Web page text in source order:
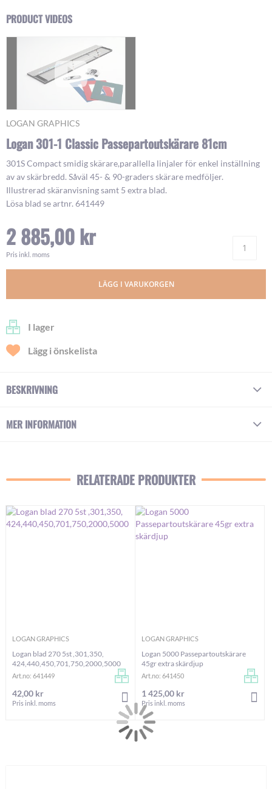
LOGAN GRAPHICS
Logan 301-1 Classic Passepartoutskärare 81cm
301S Compact smidig skärare,parallella linjaler för enkel inställning
av av skärbredd. Såväl 45- & 90-graders skärare medföljer.
Illustrerad skäranvisning samt 5 extra blad.
Lösa blad se artnr. 641449
2 885,00 kr
Pris inkl. moms
LÄGG I VARUKORGEN
I lager
Lägg i önskelista
Skip
to
the
PRODUCT VIDEOS
BESKRIVNING
MER INFORMATION
RELATERADE PRODUKTER
LOGAN GRAPHICS
Logan blad 270 5st ,301,350,
424,440,450,701,750,2000,5000
Art.no: 641449
42,00 kr
Pris inkl. moms
LÄGG I VARUKORGEN
LOGAN GRAPHICS
Logan 5000 Passepartoutskärare
45gr extra skärdjup
Art.no: 641450
1 425,00 kr
Pris inkl. moms